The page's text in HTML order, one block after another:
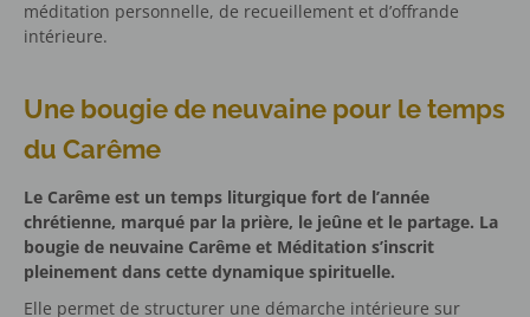
méditation personnelle, de recueillement et d’offrande
intérieure.
Une bougie de neuvaine pour le temps
du Carême
Le Carême est un temps liturgique fort de l’année
chrétienne, marqué par la prière, le jeûne et le partage. La
bougie de neuvaine Carême et Méditation s’inscrit
pleinement dans cette dynamique spirituelle.
Elle permet de structurer une démarche intérieure sur